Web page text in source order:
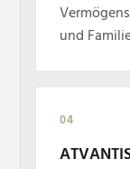
und
04